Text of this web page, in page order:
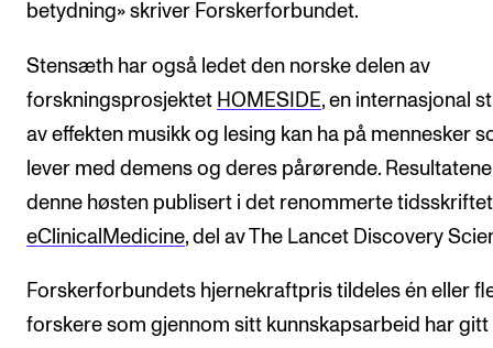
Strategier, planer og rapporter
Hvem gjør hva i administrasjonen
betydning» skriver Forskerforbundet.
Stensæth har også ledet den norske delen av
forskningsprosjektet HOMESIDE, en internasjonal
av effekten musikk og lesing kan ha på mennesker
lever med demens og deres pårørende.
denne høsten publisert i det renommerte tidsskriftet
eClinicalMedicine, del av The Lancet Discovery
Forskerforbundets hjernekraftpris tildeles én eller
forskere som gjennom sitt kunnskapsarbeid har gitt